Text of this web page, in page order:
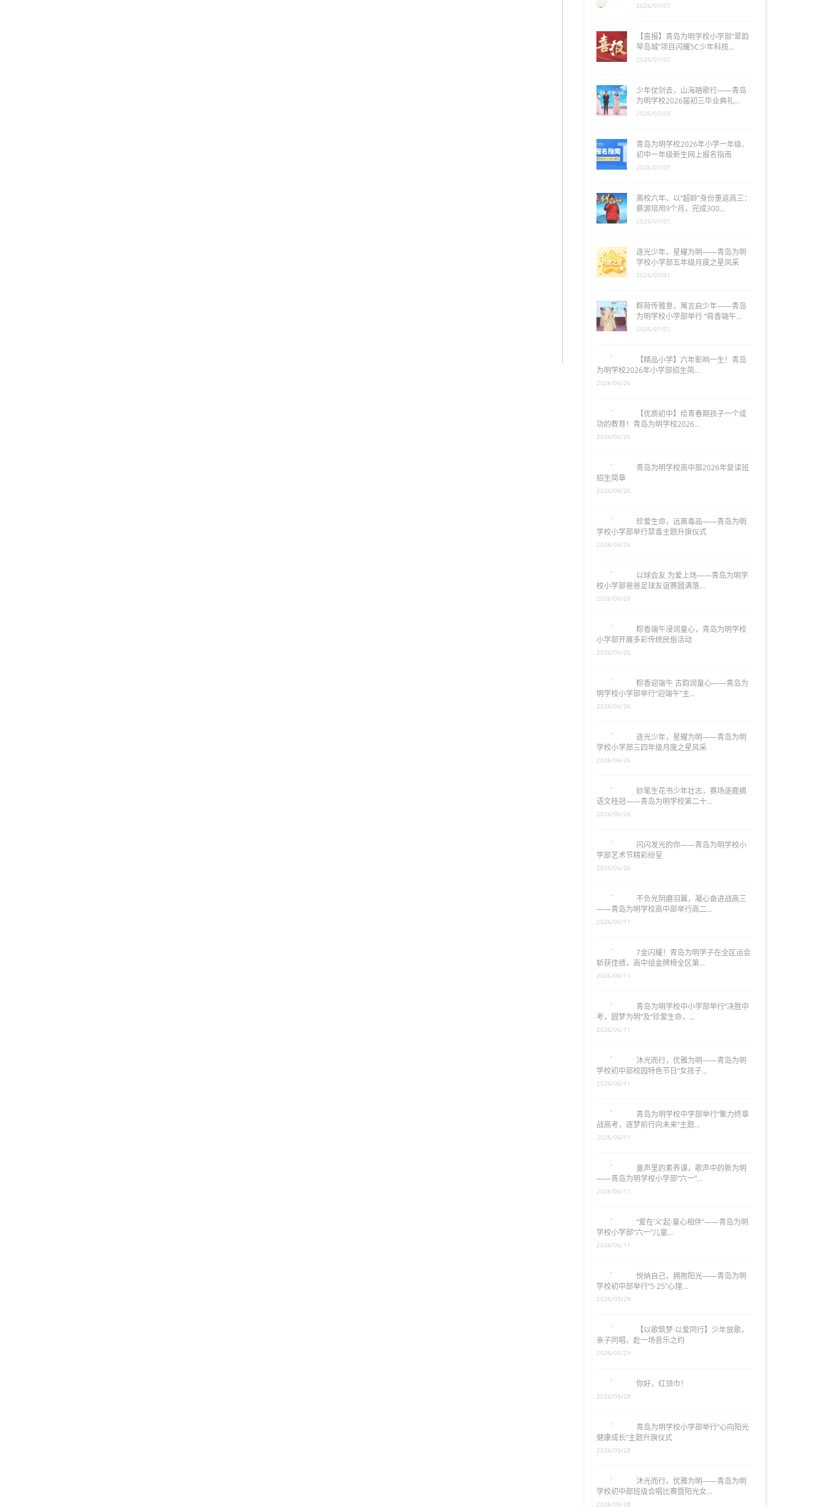
2026/07/07
【喜报】青岛为明学校小学部“翠韵
琴岛城”项目闪耀5C少年科技…
2026/07/07
少年仗剑去，山海踏歌行——青岛
为明学校2026届初三毕业典礼…
2026/07/03
青岛为明学校2026年小学一年级、
初中一年级新生网上报名指南
2026/07/01
离校六年、以“超龄”身份重返高三：
蔡源培用9个月，完成300…
2026/07/01
逐光少年，星耀为明——青岛为明
学校小学部五年级月度之星风采
2026/07/01
粽荷传雅意，寓言启少年——青岛
为明学校小学部举行 “荷香端午…
2026/07/01
【精品小学】六年影响一生！青岛
为明学校2026年小学部招生简…
【优质初中】给青春期孩子一个成
功的教育！青岛为明学校2026…
青岛为明学校高中部2026年复读班
珍爱生命，远离毒品——青岛为明
学校小学部举行禁毒主题升旗仪式
以球会友 为爱上场——青岛为明学
校小学部爸爸足球友谊赛圆满落…
粽香端午浸润童心，青岛为明学校
小学部开展多彩传统民俗活动
粽香迎端午 古韵润童心——青岛为
明学校小学部举行“迎端午”主…
逐光少年，星耀为明——青岛为明
学校小学部三四年级月度之星风采
妙笔生花书少年壮志，赛场逐鹿摘
语文桂冠——青岛为明学校第二十…
闪闪发光的你——青岛为明学校小
学部艺术节精彩纷呈
不负光阴磨羽翼，凝心奋进战高三
——青岛为明学校高中部举行高二…
7金闪耀！青岛为明学子在全区运会
斩获佳绩，高中组金牌榜全区第…
2026/06/11
青岛为明学校中小学部举行“决胜中
考，圆梦为明”及“珍爱生命，…
沐光而行，优雅为明——青岛为明
学校初中部校园特色节日“女孩子…
2026/06/11
青岛为明学校中学部举行“聚力终章
战高考，逐梦前行向未来”主题…
2026/06/11
童声里的素养课，歌声中的新为明
——青岛为明学校小学部“六一”…
2026/06/11
“爱在‘义’起·童心相伴”——青岛为明
学校小学部“六一”儿童…
2026/06/11
悦纳自己，拥抱阳光——青岛为明
学校初中部举行“5·25”心理…
2026/05/29
【以歌筑梦·以爱同行】少年放歌，
亲子同唱，赴一场音乐之约
2026/05/29
你好，红领巾！
2026/05/28
青岛为明学校小学部举行“心向阳光
健康成长”主题升旗仪式
2026/05/28
沐光而行，优雅为明——青岛为明
学校初中部班级合唱比赛暨阳光女…
2026/05/28